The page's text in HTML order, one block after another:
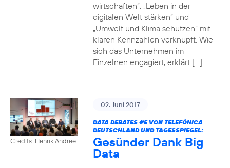
wirtschaften“, „Leben in der
digitalen Welt stärken“ und
„Umwelt und Klima schützen“ mit
klaren Kennzahlen verknüpft. Wie
sich das Unternehmen im
Einzelnen engagiert, erklärt […]
Credits: Henrik Andree
02. Juni 2017
DATA DEBATES #5VON TELEFÓNICA
DEUTSCHLAND UND TAGESSPIEGEL:
Gesünder Dank Big
Data